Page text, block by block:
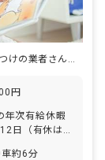
円
年次有給休暇
約6分